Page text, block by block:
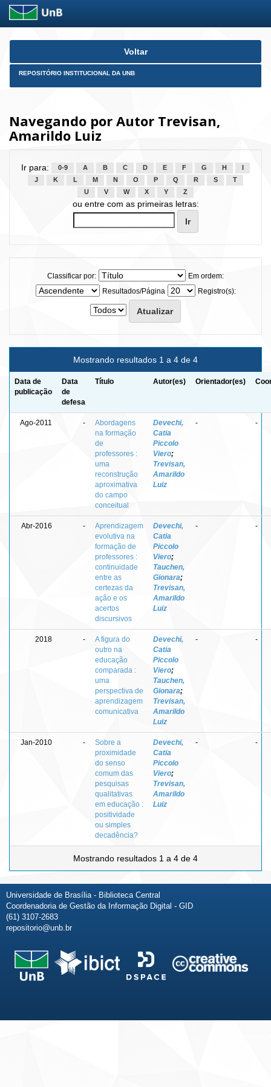
Skip
Voltar
REPOSITÓRIO INSTITUCIONAL DA UNB
Navegando por Autor Trevisan,
Amarildo Luiz
Ir para: 0-9 A B C D E F G H
J
K L M N O P Q R S
T
U
V W X Y Z
ou entre com as primeiras letras:
Classificar por:
Em ordem:
Resultados/Página
Registro(s):
Mostrando resultados 1 a 4 de 4
Data de
publicação
Data
de
defesa
Título Autor(es) Orientador(es)
Ago-2011 -
Abordagens
na formação
de
professores :
uma
reconstrução
aproximativa
do campo
conceitual
Devechi,
Catia
Piccolo
Viero;
Trevisan,
Amarildo
Luiz
- -
Abr-2016 -
Aprendizagem
evolutiva na
formação de
professores :
continuidade
entre as
certezas da
ação e os
acertos
discursivos
Devechi,
Catia
Piccolo
Viero;
Tauchen,
Gionara;
Trevisan,
Amarildo
Luiz
- -
2018 -
A figura do
outro na
educação
comparada :
uma
perspectiva de
aprendizagem
comunicativa
Devechi,
Catia
Piccolo
Viero;
Tauchen,
Gionara;
Trevisan,
Amarildo
Luiz
- -
Jan-2010 -
Sobre a
proximidade
do senso
comum das
pesquisas
qualitativas
em educação :
positividade
ou simples
decadência?
Devechi,
Catia
Piccolo
Viero;
Trevisan,
Amarildo
Luiz
- -
Mostrando resultados 1 a 4 de 4
Universidade de Brasília - Biblioteca Central
Coordenadoria de Gestão da Informação Digital - GID
(61) 3107-2683
repositorio@unb.br